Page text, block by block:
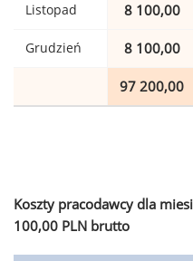
Listopad 8 100,00
Grudzień 8 100,00
97 200,00
Koszty pracodawcy dla
100,00 PLN brutto